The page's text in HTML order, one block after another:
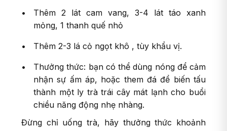
Thêm 2 lát cam vang, 3-4 lát táo xanh
mỏng, 1 thanh quế nhỏ
Thêm 2-3 lá cỏ ngọt khô , tùy khẩu vị.
Thưởng thức: bạn có thể dùng nóng để cảm
nhận sự ấm áp, hoặc them đá để biến tấu
thành một ly trà trái cây mát lạnh cho buổi
chiều năng động nhẹ nhàng.
Đừng chỉ uống trà, hãy thưởng thức khoảnh